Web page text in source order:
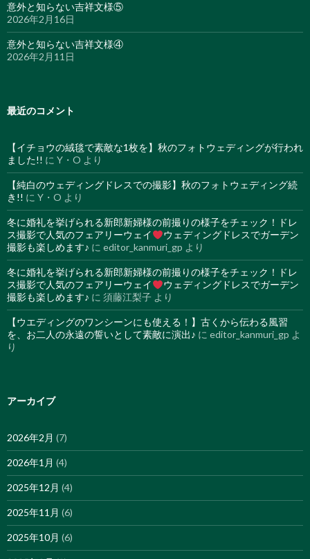
意外と知らない吉祥文様⑤
2026年2月16日
意外と知らない吉祥文様④
2026年2月11日
最近のコメント
【イチョウの絨毯で素敵な1枚を】秋のフォトウェディングが行われ
ました!! に Y・O より
【純白のウェディングドレスでの撮影】秋のフォトウェディング続
き!! に Y・O より
冬に婚礼を挙げられる新郎新婦様の前撮りの様子をチェック！ドレ
ス撮影で人気のフェアリーウェイ
ウェディングドレスでガーデン
撮影も楽しめます♪ に editor_kanmuri_gp より
冬に婚礼を挙げられる新郎新婦様の前撮りの様子をチェック！ドレ
ス撮影で人気のフェアリーウェイ
ウェディングドレスでガーデン
撮影も楽しめます♪ に 須藤江梨子 より
【ウエディングのワンシーンにも使える！】古くから伝わる風習
を、お二人の永遠の誓いとして素敵に演出♪ に editor_kanmuri_gp よ
り
アーカイブ
2026年2月 (7)
2026年1月 (4)
2025年12月 (4)
2025年11月 (6)
2025年10月 (6)